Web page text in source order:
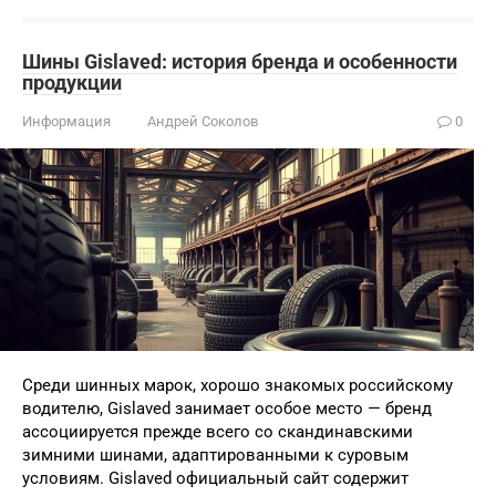
Шины Gislaved: история бренда и особенности
продукции
Информация Андрей Соколов 0
Среди шинных марок, хорошо знакомых российскому
водителю, Gislaved занимает особое место — бренд
ассоциируется прежде всего со скандинавскими
зимними шинами, адаптированными к суровым
условиям. Gislaved официальный сайт содержит